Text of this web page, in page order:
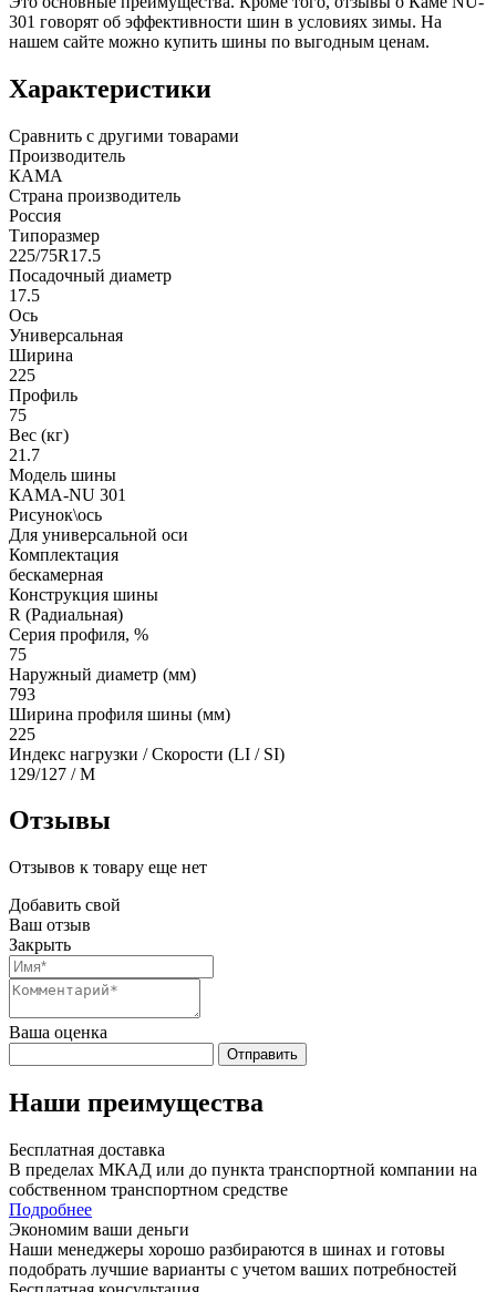
301 говорят об эффективности шин в условиях зимы. На
нашем сайте можно купить шины по выгодным ценам.
Характеристики
Сравнить с другими товарами
Производитель
КАМА
Страна производитель
Россия
Типоразмер
225/75R17.5
Посадочный диаметр
17.5
Ось
Универсальная
Ширина
225
Профиль
75
Вес (кг)
21.7
Модель шины
КАМА-NU 301
Рисунок\ось
Для универсальной оси
Комплектация
бескамерная
Конструкция шины
R (Радиальная)
Серия профиля, %
75
Наружный диаметр (мм)
793
Ширина профиля шины (мм)
225
Индекс нагрузки / Скорости (LI / SI)
129/127 / M
Отзывы
Отзывов к товару еще нет
Добавить свой
Ваш отзыв
Закрыть
Ваша оценка
Отправить
Наши преимущества
Бесплатная доставка
В пределах МКАД или до пункта транспортной компании на
собственном транспортном средстве
Подробнее
Экономим ваши деньги
Наши менеджеры хорошо разбираются в шинах и готовы
подобрать лучшие варианты с учетом ваших потребностей